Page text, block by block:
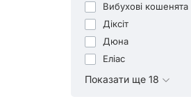
Вибухові кошенята
Діксіт
Дюна
Еліас
Показати ще 18